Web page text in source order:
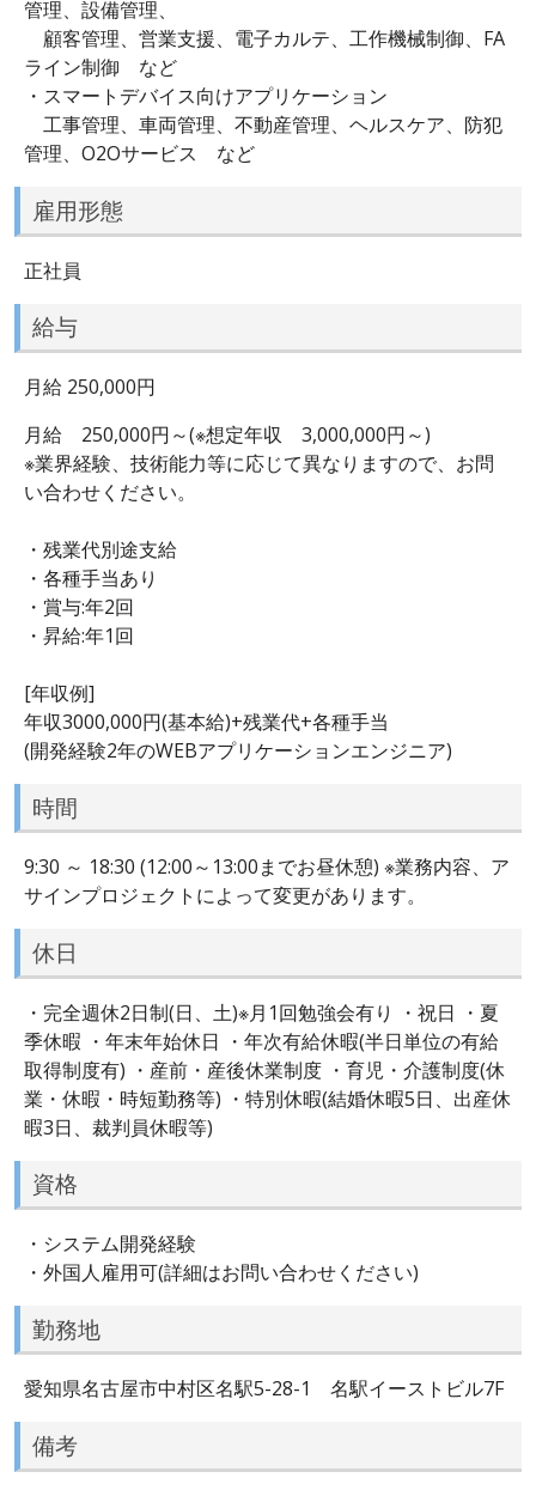
管理、設備管理、
顧客管理、営業支援、電子カルテ、工作機械制御、FA
ライン制御 など
・スマートデバイス向けアプリケーション
工事管理、車両管理、不動産管理、ヘルスケア、防犯
管理、O2Oサービス など
雇用形態
正社員
給与
月給 250,000円
月給 250,000円～(※想定年収 3,000,000円～)
※業界経験、技術能力等に応じて異なりますので、お問
い合わせください。
・残業代別途支給
・各種手当あり
・賞与:年2回
・昇給:年1回
[年収例]
年収3000,000円(基本給)+残業代+各種手当
(開発経験2年のWEBアプリケーションエンジニア)
時間
9:30 ～ 18:30 (12:00～13:00までお昼休憩) ※業務内容、ア
サインプロジェクトによって変更があります。
休日
・完全週休2日制(日、土)※月1回勉強会有り ・祝日 ・夏
季休暇 ・年末年始休日 ・年次有給休暇(半日単位の有給
取得制度有) ・産前・産後休業制度 ・育児・介護制度(休
業・休暇・時短勤務等) ・特別休暇(結婚休暇5日、出産休
暇3日、裁判員休暇等)
資格
・システム開発経験
・外国人雇用可(詳細はお問い合わせください)
勤務地
愛知県名古屋市中村区名駅5-28-1 名駅イーストビル7F
備考